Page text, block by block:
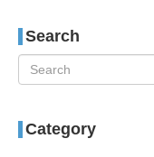
Search
Category